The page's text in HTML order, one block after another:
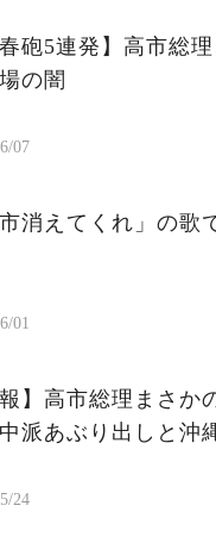
春砲5連発】高市総
の闇
07
市消えてくれ」の
01
報】高市総理まさ
派あぶり出しと沖
24